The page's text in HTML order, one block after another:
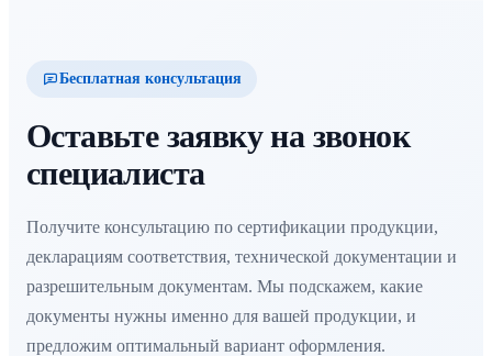
Бесплатная консультация
Оставьте заявку на звонок
специалиста
Получите консультацию по сертификации продукции,
декларациям соответствия, технической документации и
разрешительным документам. Мы подскажем, какие
документы нужны именно для вашей продукции, и
предложим оптимальный вариант оформления.